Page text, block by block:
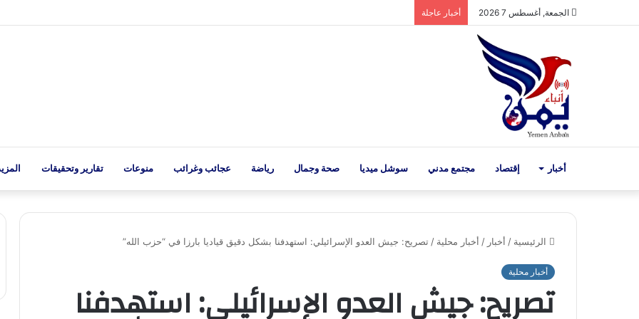
الجمعة, أغسطس 7 2026 أخبار عاجلة
أخبار إقتصاد مجتمع مدني سوشل ميديا صحة وجمال رياضة عجائب وغرائب منوعات تقارير وتحقيقات
الرئيسية / أخبار / أخبار محلية / تصريح: جيش العدو الإسرائيلي: استهدفنا بشكل دقيق قياديا بارزا في “حزب الله”
أخبار محلية
تصريح: جيش العدو الإسرائيلي: استهدفنا